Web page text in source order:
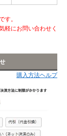
す。
軽にお問い合わせく
購入方法ヘルプ